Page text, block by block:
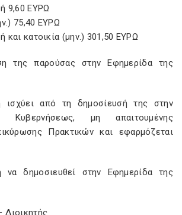
9,60 ΕΥΡΩ
75,40 ΕΥΡΩ
και κατοικία (μην.) 301,50 ΕΥΡΩ
της παρούσας στην Εφημερίδα της
από τη δημοσίευσή της στην
Κυβερνήσεως, μη απαιτουμένης
Πρακτικών και εφαρμόζεται
δημοσιευθεί στην Εφημερίδα της